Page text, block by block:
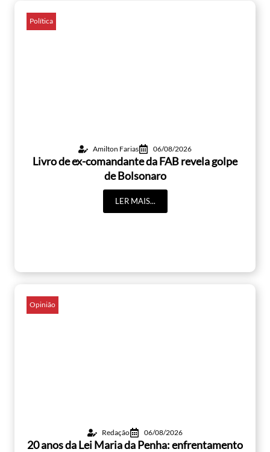
Política
Amilton Farias 06/08/2026
Livro de ex-comandante da FAB revela golpe
de Bolsonaro
LER MAIS...
Opinião
Redação 06/08/2026
20 anos da Lei Maria da Penha: enfrentamento